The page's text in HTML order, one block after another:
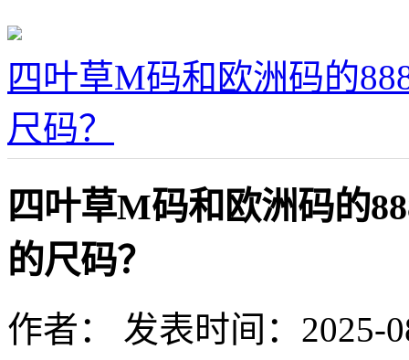
四叶草M码和欧洲码的
尺码？
四叶草M码和欧洲码的
的尺码？
作者：
发表时间：2025-